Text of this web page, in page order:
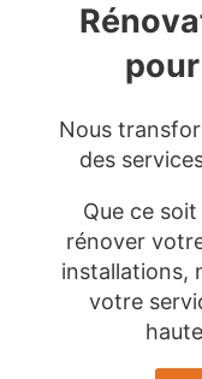
Nous
des
Que ce
rénover
installations,
votre